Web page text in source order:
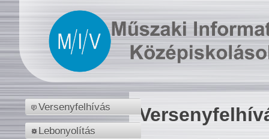
Versenyfelhívás
Lebonyolítás